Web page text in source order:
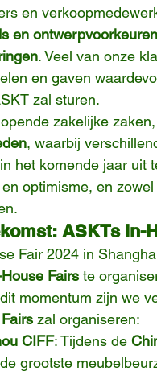
en
en ontwerpvoorkeuren
. Veel van onze
en gaven
zal sturen.
zakelijke
, waarbij
het komende jaar uit
optimisme, en
ASKTs In-
Fair 2024 in
Fairs te
momentum zijn we
zal organiseren:
CIFF: Tijdens de
grootste